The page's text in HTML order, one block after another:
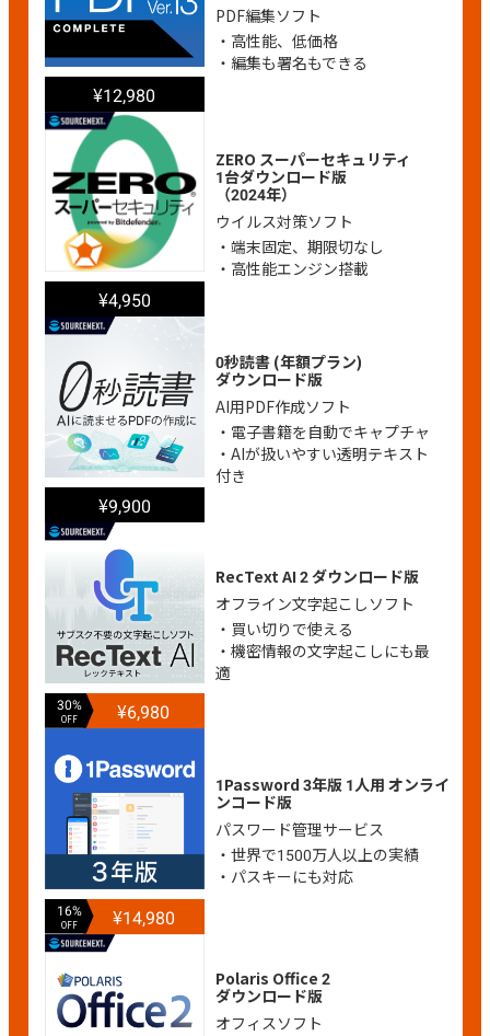
¥12,980
PDF編集ソフト
・高性能、低価格
・編集も署名もできる
ZERO スーパーセキュリティ
1台ダウンロード版
（2024年）
¥4,950
ウイルス対策ソフト
・端末固定、期限切なし
・高性能エンジン搭載
0秒読書 (年額プラン)
ダウンロード版
¥9,900
AI用PDF作成ソフト
・電子書籍を自動でキャプチャ
・AIが扱いやすい透明テキスト
付き
RecText AI 2 ダウンロード版
30%
OFF ¥6,980
オフライン文字起こしソフト
・買い切りで使える
・機密情報の文字起こしにも最
適
1Password 3年版 1人用 オンライ
ンコード版
16%
OFF ¥14,980
パスワード管理サービス
・世界で1500万人以上の実績
・パスキーにも対応
Polaris Office 2
ダウンロード版
オフィスソフト